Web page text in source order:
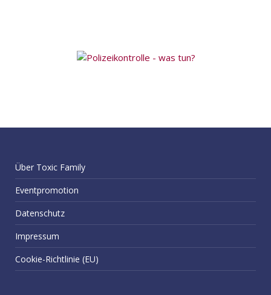
Über Toxic Family
Eventpromotion
Datenschutz
Impressum
Cookie-Richtlinie (EU)